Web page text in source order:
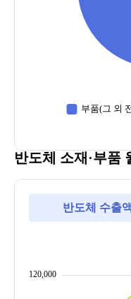
반도체 소재·부품
반도체 수출